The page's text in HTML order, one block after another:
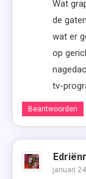
Wat
de
wat er
op
tv-
Beantwoorden
januari